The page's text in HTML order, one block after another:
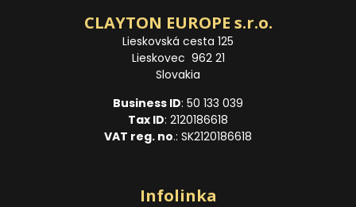
CLAYTON EUROPE s.r.o.
Lieskovská cesta 125
Lieskovec 962 21
Slovakia
Business ID: 50 133 039
Tax ID: 2120186618
VAT reg. no.: SK2120186618
Infolinka